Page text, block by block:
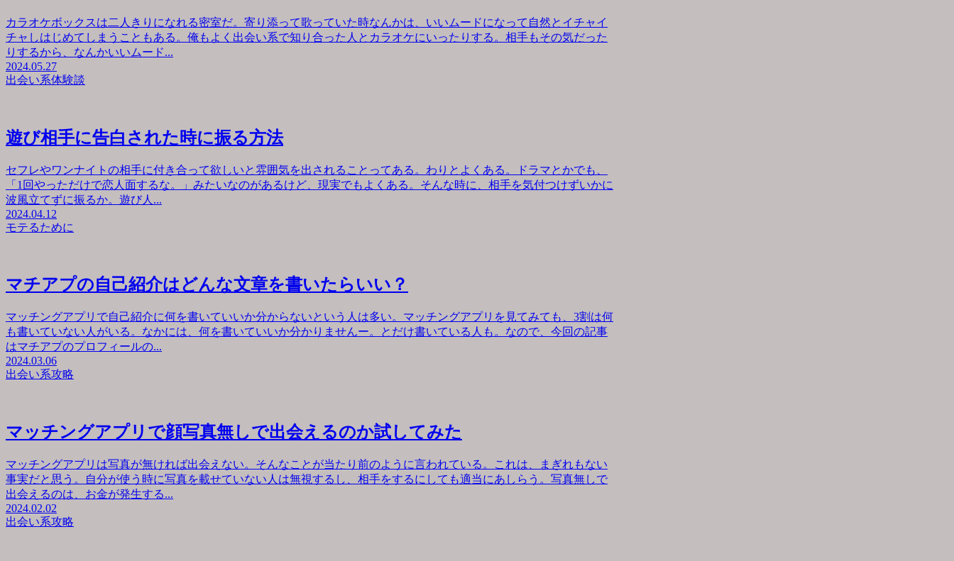
カラオケボックスは二人きりになれる密室だ。寄り添って歌っていた時なんかは、いいムードになって自然とイチャイ
チャしはじめてしまうこともある。俺もよく出会い系で知り合った人とカラオケにいったりする。相手もその気だった
りするから、なんかいいムード...
2024.05.27
出会い系体験談
遊び相手に告白された時に振る方法
セフレやワンナイトの相手に付き合って欲しいと雰囲気を出されることってある。わりとよくある。ドラマとかでも、
「1回やっただけで恋人面するな。」みたいなのがあるけど、現実でもよくある。そんな時に、相手を気付つけずいかに
波風立てずに振るか。遊び人...
2024.04.12
モテるために
マチアプの自己紹介はどんな文章を書いたらいい？
マッチングアプリで自己紹介に何を書いていいか分からないという人は多い。マッチングアプリを見てみても、3割は何
も書いていない人がいる。なかには、何を書いていいか分かりませんー。とだけ書いている人も。なので、今回の記事
はマチアプのプロフィールの...
2024.03.06
出会い系攻略
マッチングアプリで顔写真無しで出会えるのか試してみた
マッチングアプリは写真が無ければ出会えない。そんなことが当たり前のように言われている。これは、まぎれもない
事実だと思う。自分が使う時に写真を載せていない人は無視するし、相手をするにしても適当にあしらう。写真無しで
出会えるのは、お金が発生する...
2024.02.02
出会い系攻略